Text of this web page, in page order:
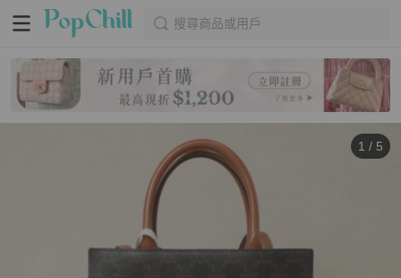
搜尋商品或用戶
1 / 5